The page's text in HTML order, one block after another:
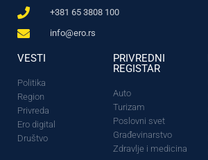
+381 65 3808 100
info@ero.rs
VESTI
Politika
Region
Privreda
Ero digital
Društvo
PRIVREDNI
REGISTAR
Auto
Turizam
Poslovni svet
Građevinarstvo
Zdravlje i medicina